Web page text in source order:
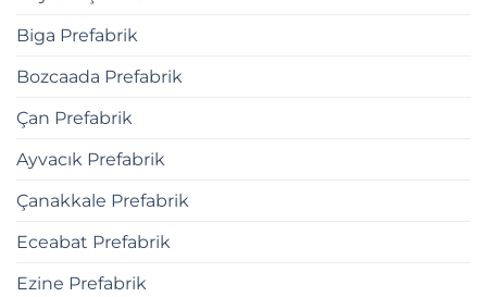
Biga Prefabrik
Bozcaada Prefabrik
Çan Prefabrik
Ayvacık Prefabrik
Çanakkale Prefabrik
Eceabat Prefabrik
Ezine Prefabrik